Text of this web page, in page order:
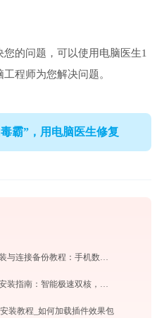
的问题，可以使用电脑医生1
程师为您解决问题。
霸”，用电脑医生修复
华为手机助手电脑版下载安装与连接备份教程：手机数据双向传输与系统修复指南
猎豹安全浏览器电脑版下载安装指南：智能极速双核，畅享安全无弹窗上网体验
装教程_如何加载插件效果包